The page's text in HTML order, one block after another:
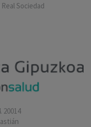
Sociedad
20014